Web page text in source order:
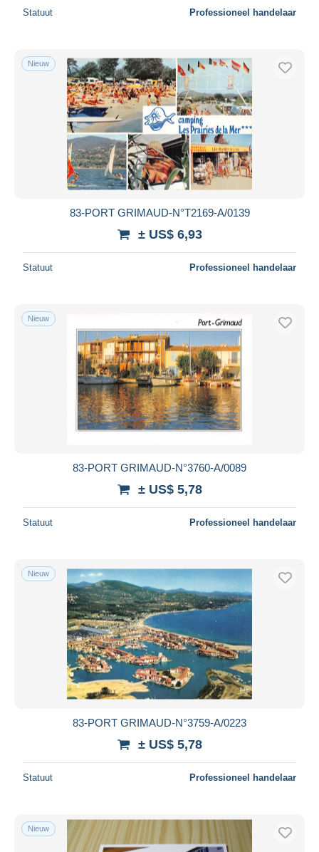
Statuut Professioneel handelaar
Nieuw
83-PORT GRIMAUD-N°T2169-A/0139
± US$ 6,93
Statuut Professioneel handelaar
Nieuw
83-PORT GRIMAUD-N°3760-A/0089
± US$ 5,78
Statuut Professioneel handelaar
Nieuw
83-PORT GRIMAUD-N°3759-A/0223
± US$ 5,78
Statuut Professioneel handelaar
Nieuw